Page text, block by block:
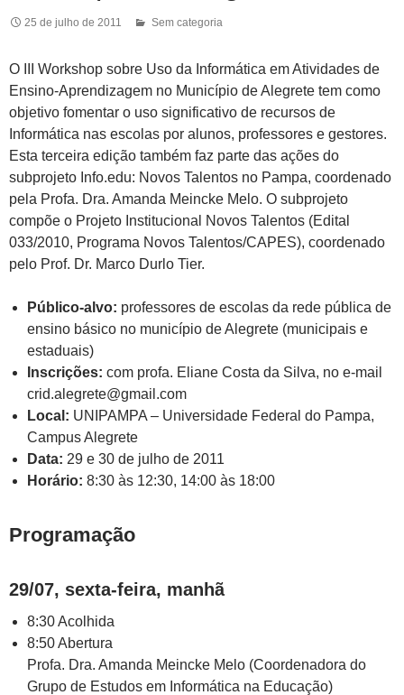
25 de julho de 2011 Sem categoria
O III Workshop sobre Uso da Informática em Atividades de
Ensino-Aprendizagem no Município de Alegrete tem como
objetivo fomentar o uso significativo de recursos de
Informática nas escolas por alunos, professores e gestores.
Esta terceira edição também faz parte das ações do
subprojeto Info.edu: Novos Talentos no Pampa, coordenado
pela Profa. Dra. Amanda Meincke Melo. O subprojeto
compõe o Projeto Institucional Novos Talentos (Edital
033/2010, Programa Novos Talentos/CAPES), coordenado
pelo Prof. Dr. Marco Durlo Tier.
Público-alvo: professores de escolas da rede pública de
ensino básico no município de Alegrete (municipais e
estaduais)
Inscrições: com profa. Eliane Costa da Silva, no e-mail
crid.alegrete@gmail.com
Local: UNIPAMPA – Universidade Federal do Pampa,
Campus Alegrete
Data: 29 e 30 de julho de 2011
Horário: 8:30 às 12:30, 14:00 às 18:00
Programação
29/07, sexta-feira, manhã
8:30 Acolhida
8:50 Abertura
Profa. Dra. Amanda Meincke Melo (Coordenadora do
Grupo de Estudos em Informática na Educação)